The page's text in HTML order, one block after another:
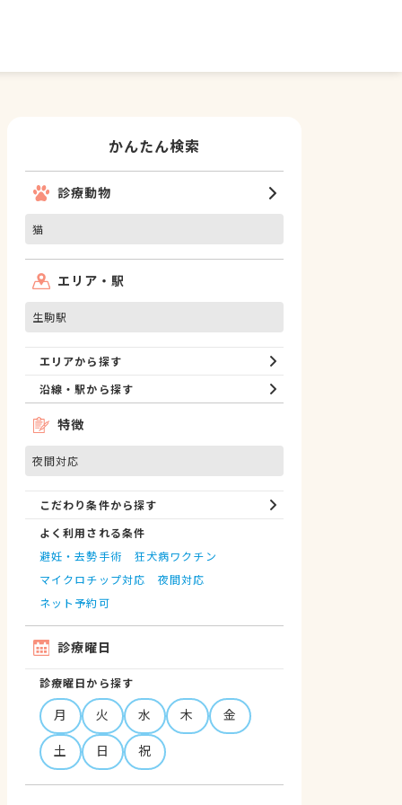
かんたん検索
診療動物
猫
エリア・駅
生駒駅
エリアから探す
沿線・駅から探す
特徴
夜間対応
こだわり条件から探す
よく利用される条件
避妊・去勢手術
狂犬病ワクチン
マイクロチップ対応
夜間対応
ネット予約可
診療曜日
診療曜日から探す
月 火 水 木
金
土
日 祝